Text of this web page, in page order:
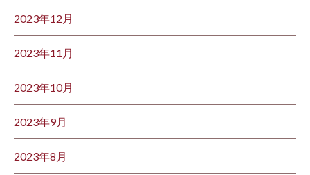
2023年12月
2023年11月
2023年10月
2023年9月
2023年8月